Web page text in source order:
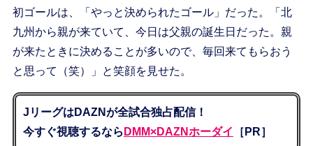
初ゴールは、「やっと決められたゴール」だった。「北
九州から親が来ていて、今日は父親の誕生日だった。親
が来たときに決めることが多いので、毎回来てもらおう
と思って（笑）」と笑顔を見せた。
JリーグはDAZNが全試合独占配信！
今すぐ視聴するなら DMM×DAZNホーダイ ［PR］